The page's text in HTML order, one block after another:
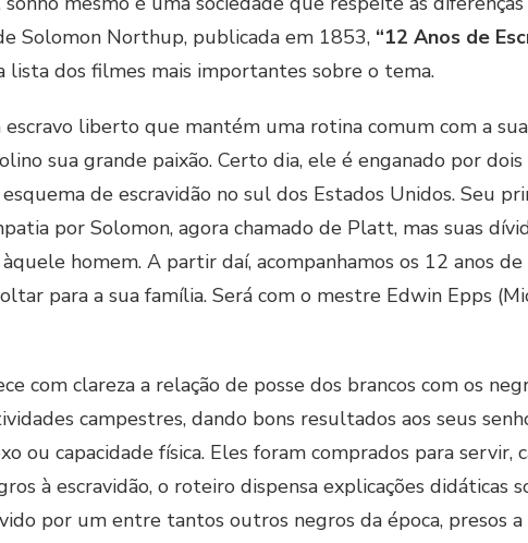
Solomon Northup, publicada em 1853, “12 Anos de
dos filmes mais importantes sobre o tema.
liberto que mantém uma rotina comum com a
sua grande paixão. Certo dia, ele é enganado por
de escravidão no sul dos Estados Unidos. Seu
por Solomon, agora chamado de Platt, mas suas
homem. A partir daí, acompanhamos os 12 anos
para a sua família. Será com o mestre Edwin Epps
com clareza a relação de posse dos brancos com os
campestres, dando bons resultados aos seus
ou capacidade física. Eles foram comprados para servir,
à escravidão, o roteiro dispensa explicações didáticas
por um entre tantos outros negros da época, presos